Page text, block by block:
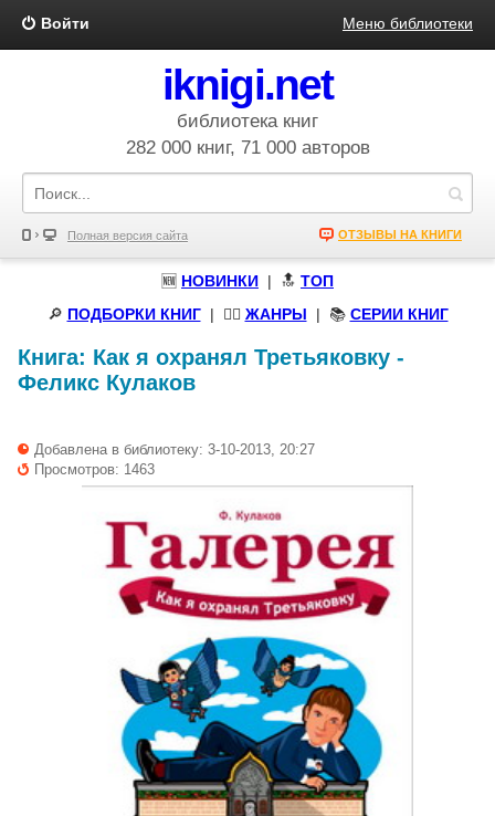
Войти Меню библиотеки
iknigi.net
библиотека книг
282 000 книг, 71 000 авторов
Полная версия сайта ОТЗЫВЫ НА КНИГИ
🆕 НОВИНКИ | 🔝 ТОП
🔎 ПОДБОРКИ КНИГ| 🧝‍♀️ ЖАНРЫ | 📚 СЕРИИ КНИГ
Книга: Как я охранял Третьяковку -
Феликс Кулаков
Добавлена в библиотеку: 3-10-2013, 20:27
Просмотров: 1463